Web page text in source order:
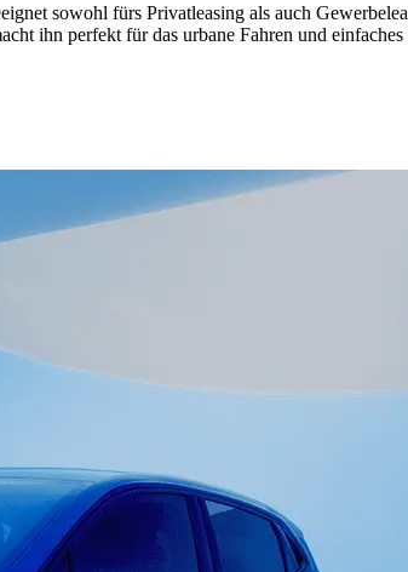
sowohl fürs Privatleasing als auch
ihn perfekt für das urbane Fahren und